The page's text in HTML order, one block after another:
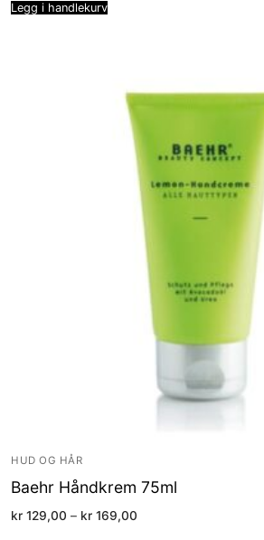
Legg i handlekurv
HUD OG HÅR
Baehr Håndkrem 75ml
kr 129,00 – kr 169,00